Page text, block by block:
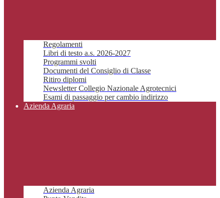
Regolamenti
Libri di testo a.s. 2026-2027
Programmi svolti
Documenti del Consiglio di Classe
Ritiro diplomi
Newsletter Collegio Nazionale Agrotecnici
Esami di passaggio per cambio indirizzo
Azienda Agraria
Azienda Agraria